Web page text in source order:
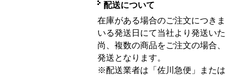
配送について
在庫がある場合のご注文につき
いる発送日にて当社より発送い
尚、複数の商品をご注文の場合
発送となります。
※配送業者は「佐川急便」また